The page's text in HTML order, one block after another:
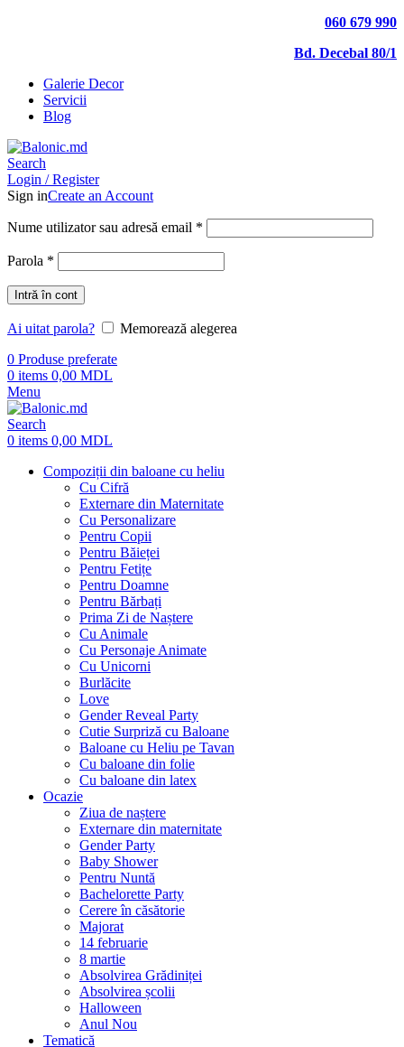
060 679 990
Bd. Decebal 80/1
Galerie Decor
Servicii
Blog
Search
Login / Register
Sign inCreate an Account
Nume utilizator sau adresă email *
Parola *
Intră în cont
Ai uitat parola?
Memorează alegerea
0 Produse preferate
0 items 0,00 MDL
Menu
Search
0 items 0,00 MDL
Compoziții din baloane cu heliu
Cu Cifră
Externare din Maternitate
Cu Personalizare
Pentru Copii
Pentru Băieței
Pentru Fetițe
Pentru Doamne
Pentru Bărbați
Prima Zi de Naștere
Cu Animale
Cu Personaje Animate
Cu Unicorni
Burlăcite
Love
Gender Reveal Party
Cutie Surpriză cu Baloane
Baloane cu Heliu pe Tavan
Cu baloane din folie
Cu baloane din latex
Ocazie
Ziua de naștere
Externare din maternitate
Gender Party
Baby Shower
Pentru Nuntă
Bachelorette Party
Cerere în căsătorie
Majorat
14 februarie
8 martie
Absolvirea Grădiniței
Absolvirea școlii
Halloween
Anul Nou
Tematică